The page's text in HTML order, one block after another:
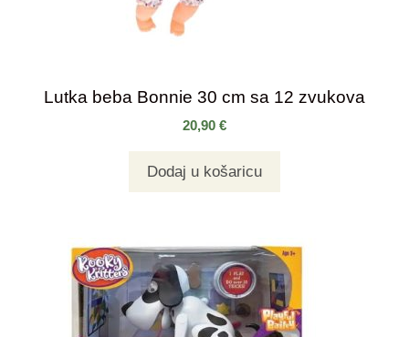
Lutka beba Bonnie 30 cm sa 12 zvukova
20,90 €
Dodaj u košaricu